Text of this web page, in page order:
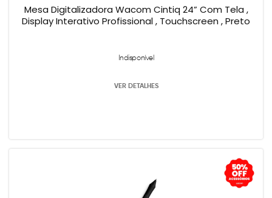
Mesa Digitalizadora Wacom Cintiq 24” Com Tela ,
Display Interativo Profissional , Touchscreen , Preto
Indisponível
VER DETALHES